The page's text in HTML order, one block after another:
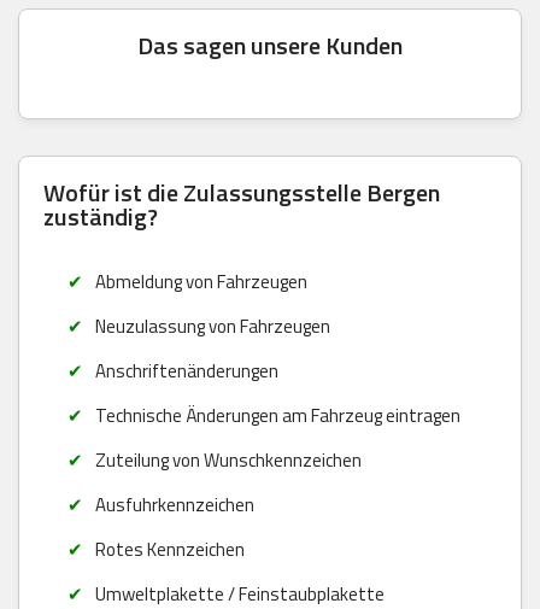
Das sagen unsere Kunden
Wofür ist die Zulassungsstelle Bergen
zuständig?
Abmeldung von Fahrzeugen
Neuzulassung von Fahrzeugen
Anschriftenänderungen
Technische Änderungen am Fahrzeug eintragen
Zuteilung von Wunschkennzeichen
Ausfuhrkennzeichen
Rotes Kennzeichen
Umweltplakette / Feinstaubplakette